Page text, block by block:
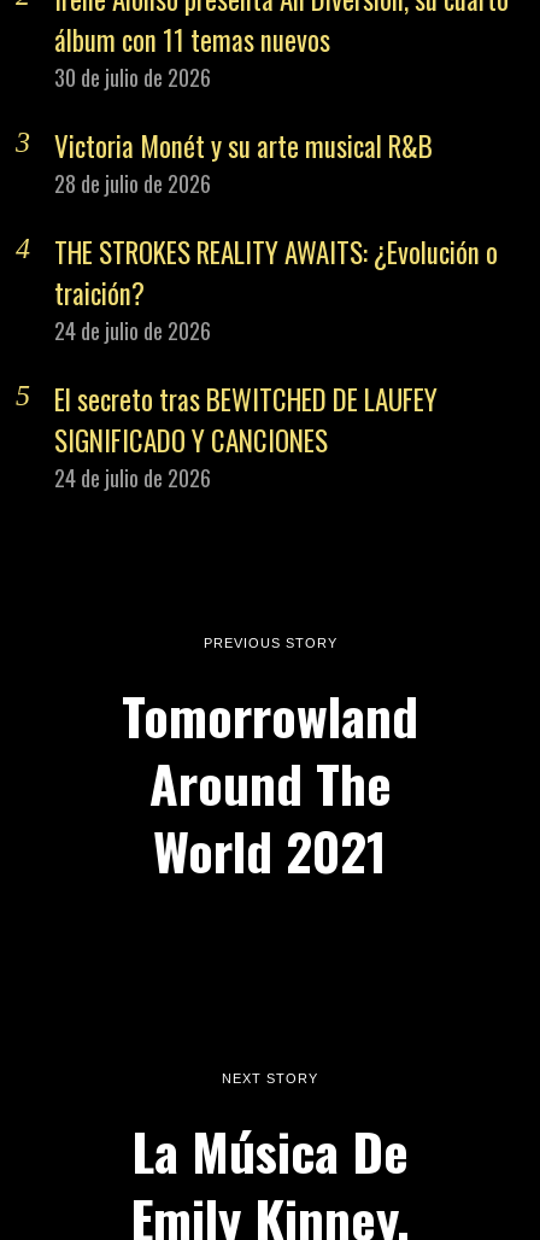
Tomorrowland
Around The
World 2021
Emily Kinney,
By Johnny Zuri
ESTRELLAS EN LEDESMA 2026: ¿El Fin
Del Aburrimiento?